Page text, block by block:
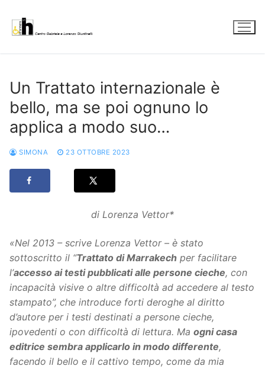
contenuto
Un Trattato internazionale è
bello, ma se poi ognuno lo
applica a modo suo…
SIMONA 23 OTTOBRE 2023
di Lorenza Vettor*
«Nel 2013 – scrive Lorenza Vettor – è stato
sottoscritto il “Trattato di Marrakech per facilitare
l’accesso ai testi pubblicati alle persone cieche, con
incapacità visive o altre difficoltà ad accedere al testo
stampato”, che introduce forti deroghe al diritto
d’autore per i testi destinati a persone cieche,
ipovedenti o con difficoltà di lettura. Ma ogni casa
editrice sembra applicarlo in modo differente,
facendo il bello e il cattivo tempo, come da mia